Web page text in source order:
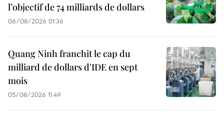
l’objectif de 74 milliards de dollars
06/08/2026 01:36
Quang Ninh franchit le cap du
milliard de dollars d'IDE en sept
mois
05/08/2026 11:49